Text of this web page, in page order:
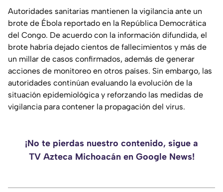
Autoridades sanitarias mantienen la vigilancia ante un
brote de Ébola reportado en la República Democrática
del Congo. De acuerdo con la información difundida, el
brote habría dejado cientos de fallecimientos y más de
un millar de casos confirmados, además de generar
acciones de monitoreo en otros países. Sin embargo, las
autoridades continúan evaluando la evolución de la
situación epidemiológica y reforzando las medidas de
vigilancia para contener la propagación del virus.
¡No te pierdas nuestro contenido, sigue a
TV Azteca Michoacán en Google News!